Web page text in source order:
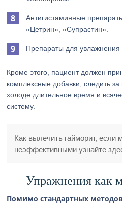
Антигистаминные
«Цетрин», «Супрастин».
Препараты для увлажнения
Кроме этого, пациент должен
комплексные добавки, следить
холоде длительное время и
систему.
Как вылечить гайморит, если
неэффективными узнайте
Упражнения как
Помимо стандартных